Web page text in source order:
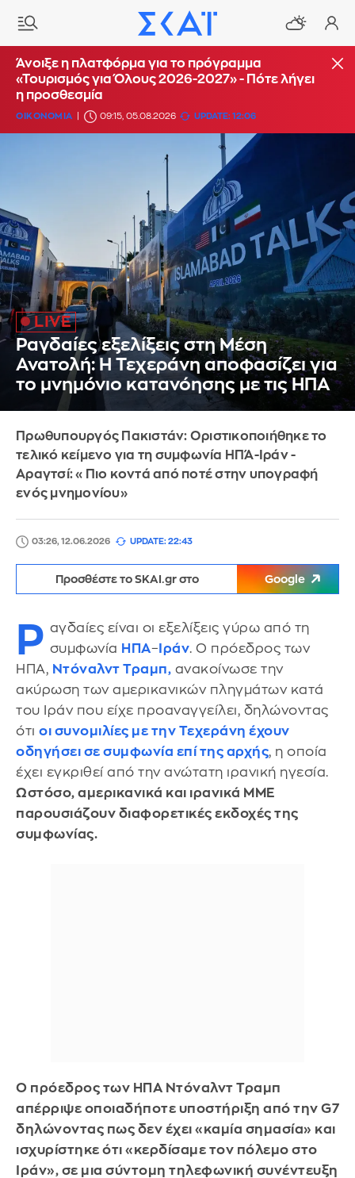
Άνοιξε η πλατφόρμα για το πρόγραμμα
«Τουρισμός για Όλους 2026-2027» - Πότε λήγει
η προσθεσμία
ΟΙΚΟΝΟΜΙΑ 09:15, 05.08.2026 UPDATE: 12:06
Ραγδαίες εξελίξεις στη Μέση
Ανατολή: Η Τεχεράνη αποφασίζει για
το μνημόνιο κατανόησης με τις ΗΠΑ
Πρωθυπουργός Πακιστάν: Οριστικοποιήθηκε το
τελικό κείμενο για τη συμφωνία ΗΠΆ-Ιράν -
Αραγτσί: «Πιο κοντά από ποτέ στην υπογραφή
ενός μνημονίου»
03:26, 12.06.2026 UPDATE: 22:43
Προσθέστε το SKAI.gr στο Google
Ρ αγδαίες είναι οι εξελίξεις γύρω από τη
συμφωνία ΗΠΑ– Ιράν. Ο πρόεδρος των
ΗΠΑ, Ντόναλντ Τραμπ, ανακοίνωσε την
ακύρωση των αμερικανικών πληγμάτων κατά
του Ιράν που είχε προαναγγείλει, δηλώνοντας
ότι οι συνομιλίες με την Τεχεράνη έχουν
οδηγήσει σε συμφωνία επί της αρχής, η οποία
έχει εγκριθεί από την ανώτατη ιρανική ηγεσία.
Ωστόσο, αμερικανικά και ιρανικά ΜΜΕ
παρουσιάζουν διαφορετικές εκδοχές της
συμφωνίας.
Ο πρόεδρος των ΗΠΑ Ντόναλντ Τραμπ
απέρριψε οποιαδήποτε υποστήριξη από την G7
δηλώνοντας πως δεν έχει «καμία σημασία» και
ισχυρίστηκε ότι «κερδίσαμε τον πόλεμο στο
Ιράν», σε μια σύντομη τηλεφωνική συνέντευξη